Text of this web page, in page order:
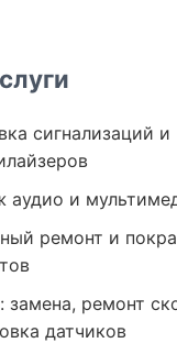
сигнализаций и
аудио и
ремонт и
замена, ремонт
датчиков